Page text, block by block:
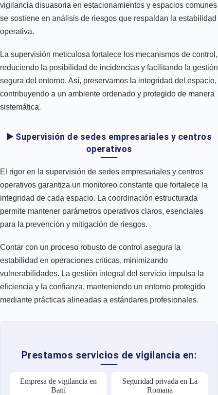
vigilancia disuasoria en estacionamientos y espacios comunes
se sostiene en análisis de riesgos que respaldan la estabilidad
operativa.
La supervisión meticulosa fortalece los mecanismos de control,
reduciendo la posibilidad de incidencias y facilitando la gestión
segura del entorno. Así, preservamos la integridad del espacio,
contribuyendo a un ambiente ordenado y protegido de manera
sistemática.
▶️ Supervisión de sedes empresariales y centros
operativos
El rigor en la supervisión de sedes empresariales y centros
operativos garantiza un monitoreo constante que fortalece la
integridad de cada espacio. La coordinación estructurada
permite mantener parámetros operativos claros, esenciales
para la prevención y mitigación de riesgos.
Contar con un proceso robusto de control asegura la
estabilidad en operaciones críticas, minimizando
vulnerabilidades. La gestión integral del servicio impulsa la
eficiencia y la confianza, manteniendo un entorno protegido
mediante prácticas alineadas a estándares profesionales.
Prestamos servicios de vigilancia en:
Empresa de vigilancia en
Baní
Seguridad privada en La
Romana